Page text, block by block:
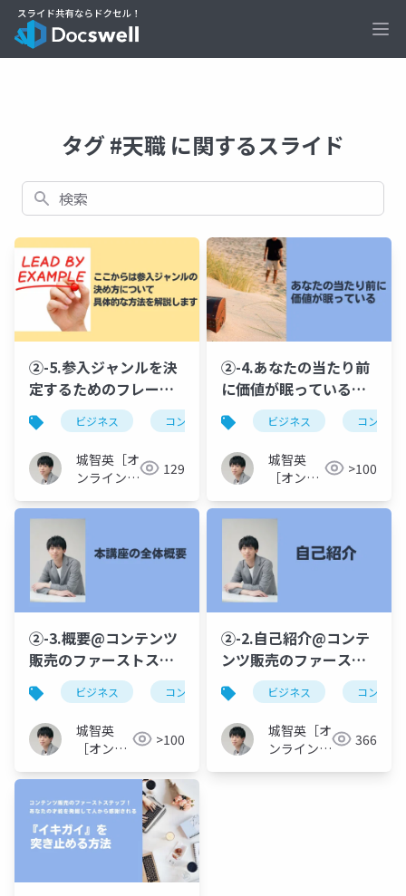
タグ #天職 に関するスライド
検索
②-5.参入ジャンルを決
定するためのフレーム
ワーク「イキガイ」@
コンテンツ販売のファ
ーストステップ！あな
たの才能を発掘して人
から感謝される『イキ
ガイ』を突き止める方
ビジネス コンテンツ販売 生きがい
城智英［オ
ンライン講
ター］
129
②-4.あなたの当たり前
に価値が眠っている@
コンテンツ販売のファ
ーストステップ！あな
たの才能を発掘して人
から感謝される『イキ
ガイ』を突き止める方
法
ビジネス コンテン
城智英
［オンラ
クリエイ
>100
②-3.概要@コンテンツ
販売のファーストステ
ップ！あなたの才能を
発掘して人から感謝さ
れる『イキガイ』を突
き止める方法
ビジネス コンテンツ販売 生きがい
城智英
［オンラ
クリエイ
ター］
>100
②-2.自己紹介@コンテ
ンツ販売のファースト
ステップ！あなたの才
能を発掘して人から感
謝される『イキガイ』
を突き止める方法
ビジネス コンテン
城智英［オ
ンライン講
366